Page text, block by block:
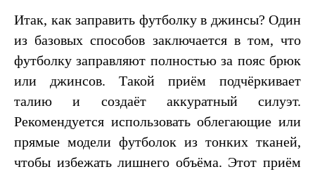
Итак, как заправить футболку в джинсы? Один
из базовых способов заключается в том, что
футболку заправляют полностью за пояс брюк
или джинсов. Такой приём подчёркивает
талию и создаёт аккуратный силуэт.
Рекомендуется использовать облегающие или
прямые модели футболок из тонких тканей,
чтобы избежать лишнего объёма. Этот приём